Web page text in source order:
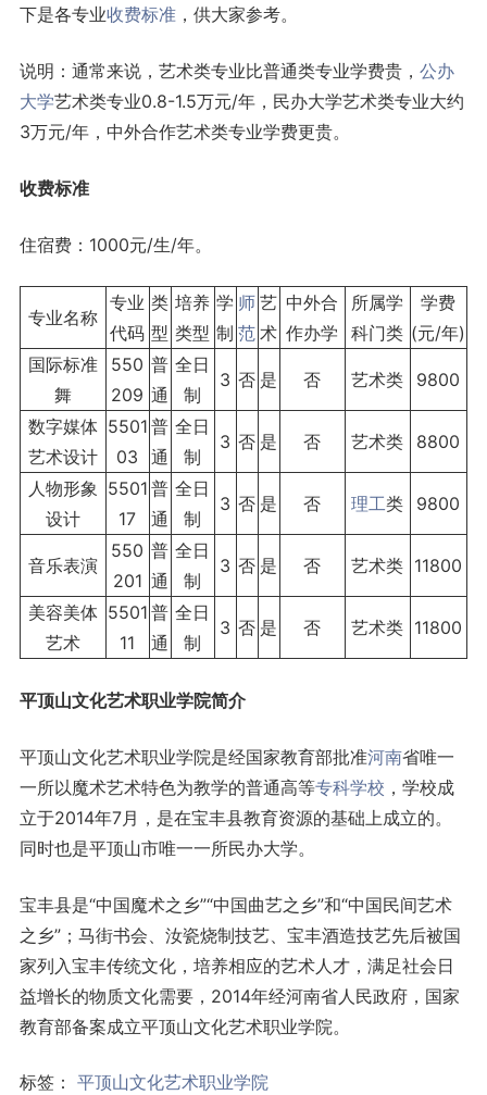
下是各专业收费标准，供大家参考。
说明：通常来说，艺术类专业比普通类专业学费贵， 公办
大学艺术类专业0.8-1.5万元/年，民办大学艺术类专业大约
3万元/年，中外合作艺术类专业学费更贵。
收费标准
住宿费：1000元/生/年。
专业名称
专业
代码
类
型
培养
类型
学
制
师
范
艺
术
中外合
作办学
所属学
科门类
学费
(元/年)
国际标准
舞
550
209
普
通
全日
制
3 否 是 否 艺术类 9800
数字媒体
艺术设计
5501
03
普
通
全日
制
3 否 是 否 艺术类 8800
人物形象
设计
5501
17
普
通
全日
制
3 否 是 否 理工类 9800
音乐表演
550
201
普
通
全日
制
3 否 是 否 艺术类 11800
美容美体
艺术
5501
11
普
通
全日
制
3 否 是 否 艺术类 11800
平顶山文化艺术职业学院简介
平顶山文化艺术职业学院是经国家教育部批准河南省唯一
一所以魔术艺术特色为教学的普通高等专科学校 ，学校成
立于2014年7月，是在宝丰县教育资源的基础上成立的。
同时也是平顶山市唯一一所民办大学。
宝丰县是“中国魔术之乡”“中国曲艺之乡”和“中国民间艺术
之乡”；马街书会、汝瓷烧制技艺、宝丰酒造技艺先后被国
家列入宝丰传统文化，培养相应的艺术人才，满足社会日
益增长的物质文化需要，2014年经河南省人民政府，国家
教育部备案成立平顶山文化艺术职业学院。
标签： 平顶山文化艺术职业学院